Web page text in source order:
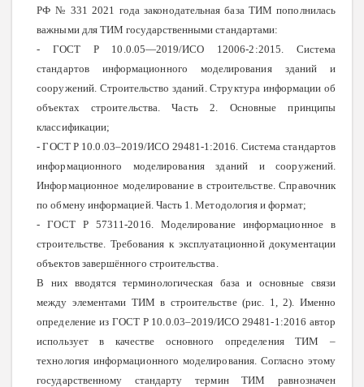
РФ № 331 2021 года законодательная база ТИМ пополнилась
важными для ТИМ государственными стандартами:
- ГОСТ Р 10.0.05—2019/ИСО 12006-2:2015. Система
стандартов информационного моделирования зданий и
сооружений. Строительство зданий. Структура информации об
объектах строительства. Часть 2. Основные принципы
классификации;
- ГОСТ Р 10.0.03–2019/ИСО 29481-1:2016. Система стандартов
информационного моделирования зданий и сооружений.
Информационное моделирование в строительстве. Справочник
по обмену информацией. Часть 1. Методология и формат;
- ГОСТ Р 57311-2016. Моделирование информационное в
строительстве. Требования к эксплуатационной документации
объектов завершённого строительства.
В них вводятся терминологическая база и основные связи
между элементами ТИМ в строительстве (рис. 1, 2). Именно
определение из ГОСТ Р 10.0.03–2019/ИСО 29481-1:2016 автор
использует в качестве основного определения ТИМ –
технология информационного моделирования. Согласно этому
государственному стандарту термин ТИМ равнозначен